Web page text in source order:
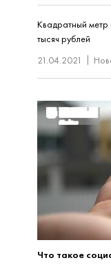
Квадратный метр
тысяч рублей
21.04.2021
Что такое